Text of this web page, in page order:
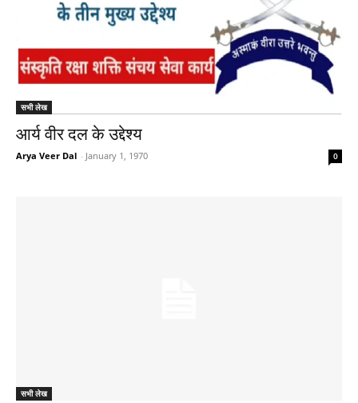
सभी लेख
आर्य वीर दल के उद्देश्य
Arya Veer Dal - January 1, 1970 0
सभी लेख